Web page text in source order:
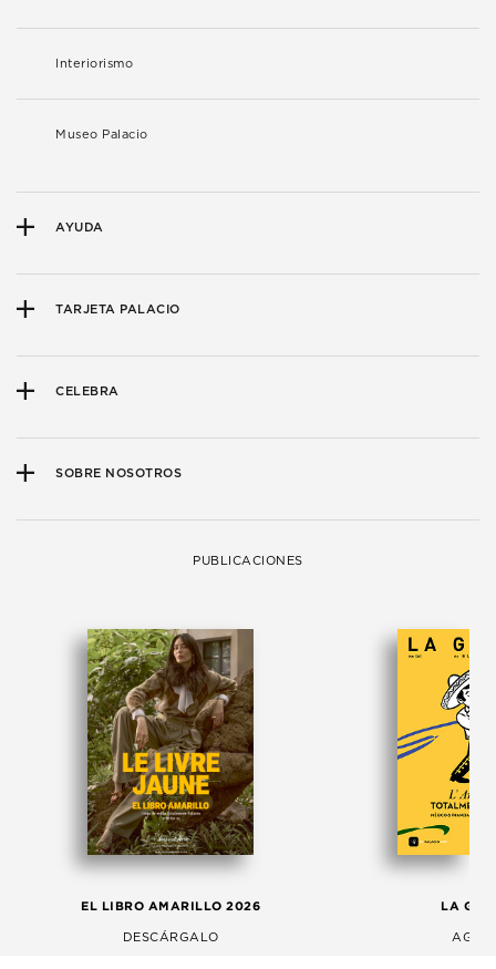
Interiorismo
Museo Palacio
AYUDA
TARJETA PALACIO
CELEBRA
SOBRE NOSOTROS
PUBLICACIONES
EL LIBRO AMARILLO 2026
DESCÁRGALO
LA